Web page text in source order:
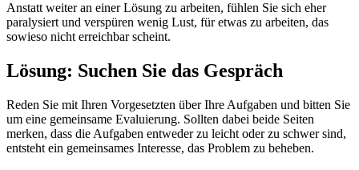
Anstatt weiter an einer Lösung zu arbeiten, fühlen Sie sich eher
paralysiert und verspüren wenig Lust, für etwas zu arbeiten, das
sowieso nicht erreichbar scheint.
Lösung: Suchen Sie das Gespräch
Reden Sie mit Ihren Vorgesetzten über Ihre Aufgaben und bitten Sie
um eine gemeinsame Evaluierung. Sollten dabei beide Seiten
merken, dass die Aufgaben entweder zu leicht oder zu schwer sind,
entsteht ein gemeinsames Interesse, das Problem zu beheben.